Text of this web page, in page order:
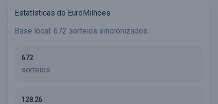
Estatísticas do EuroMilhões
Base local: 672 sorteios sincronizados.
672
sorteios
128.26